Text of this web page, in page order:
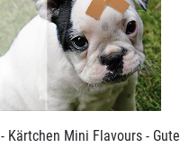
- Kärtchen Mini Flavours - Gute